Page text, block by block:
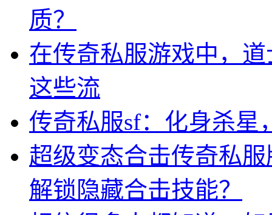
质？
在传奇私服游戏中，
这些流
传奇私服sf：化身杀星
超级变态合击传奇私
解锁隐藏合击技能？